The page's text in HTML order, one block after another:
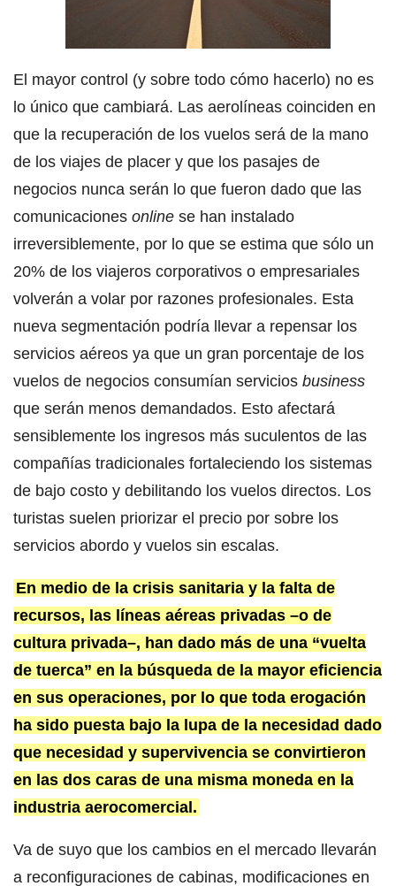
El mayor control (y sobre todo cómo hacerlo) no es
lo único que cambiará. Las aerolíneas coinciden en
que la recuperación de los vuelos será de la mano
de los viajes de placer y que los pasajes de
negocios nunca serán lo que fueron dado que las
comunicaciones online se han instalado
irreversiblemente, por lo que se estima que sólo un
20% de los viajeros corporativos o empresariales
volverán a volar por razones profesionales. Esta
nueva segmentación podría llevar a repensar los
servicios aéreos ya que un gran porcentaje de los
vuelos de negocios consumían servicios business
que serán menos demandados. Esto afectará
sensiblemente los ingresos más suculentos de las
compañías tradicionales fortaleciendo los sistemas
de bajo costo y debilitando los vuelos directos. Los
turistas suelen priorizar el precio por sobre los
servicios abordo y vuelos sin escalas.
En medio de la crisis sanitaria y la falta de
recursos, las líneas aéreas privadas –o de
cultura privada–, han dado más de una “vuelta
de tuerca” en la búsqueda de la mayor eficiencia
en sus operaciones, por lo que toda erogación
ha sido puesta bajo la lupa de la necesidad dado
que necesidad y supervivencia se convirtieron
en las dos caras de una misma moneda en la
industria aerocomercial.
Va de suyo que los cambios en el mercado llevarán
a reconfiguraciones de cabinas, modificaciones en